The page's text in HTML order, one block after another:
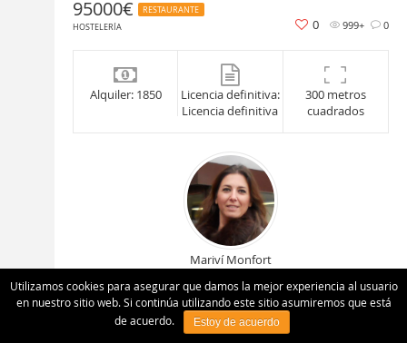
95000€
RESTAURANTE
HOSTELERÍA
999+ 0
0
Alquiler: 1850
Licencia definitiva:
Licencia definitiva
300 metros
cuadrados
Mariví Monfort
Contactar Agente
Utilizamos cookies para asegurar que damos la mejor experiencia al usuario
en nuestro sitio web. Si continúa utilizando este sitio asumiremos que está
de acuerdo.
Estoy de acuerdo